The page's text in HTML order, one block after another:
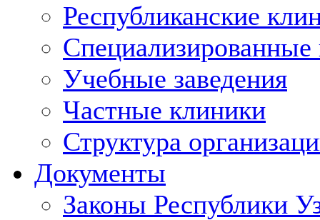
Республиканские
Учебные заведения
Частные клиники
Структура
Документы
Законы Республики